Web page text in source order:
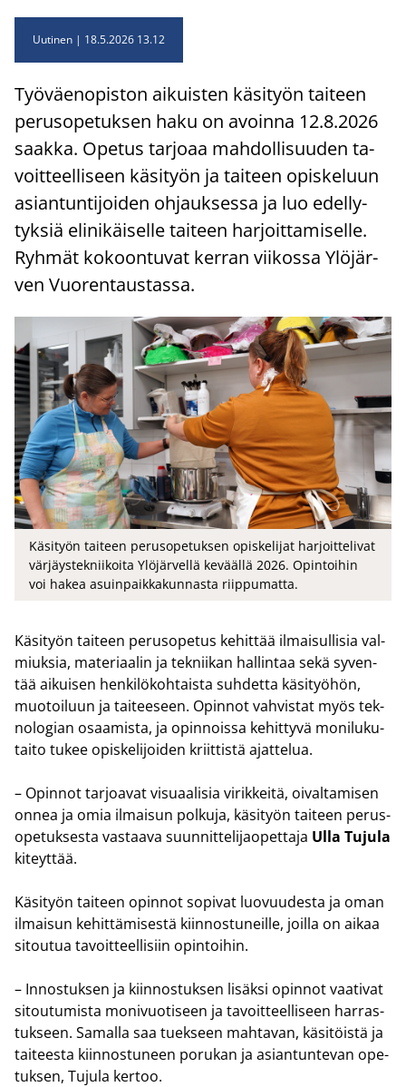
Uutinen 18.5.2026 13.12
Työ­väen­opis­ton ai­kuis­ten kä­si­työn tai­teen
pe­rus­o­pe­tuk­sen haku on avoin­na 12.8.2026
saak­ka. Ope­tus tar­jo­aa mah­dol­li­suu­den ta­
voit­teel­li­seen kä­si­työn ja tai­teen opis­ke­luun
asian­tun­ti­joi­den oh­jauk­ses­sa ja luo edel­ly­
tyk­siä eli­ni­käi­sel­le tai­teen har­joit­ta­mi­sel­le.
Ryh­mät ko­koon­tu­vat ker­ran vii­kos­sa Ylö­jär­
ven Vuo­ren­taus­tas­sa.
Käsityön taiteen perusopetuksen opiskelijat harjoittelivat
värjäystekniikoita Ylöjärvellä keväällä 2026. Opintoihin
voi hakea asuinpaikkakunnasta riippumatta.
Kä­si­työn tai­teen pe­rus­o­pe­tus ke­hit­tää il­mai­sul­li­sia val­
miuk­sia, ma­te­ri­aa­lin ja tek­nii­kan hal­lin­taa sekä sy­ven­
tää ai­kui­sen hen­ki­lö­koh­tais­ta suh­det­ta kä­si­työ­hön,
muo­toi­luun ja tai­tee­seen. Opin­not vah­vis­tat myös tek­
no­lo­gian osaa­mis­ta, ja opin­nois­sa ke­hit­ty­vä mo­ni­lu­ku­
tai­to tukee opis­ke­li­joi­den kriit­tis­tä ajat­te­lua.
– Opin­not tar­joa­vat vi­su­aa­li­sia vi­rik­kei­tä, oi­val­ta­mi­sen
onnea ja omia il­mai­sun pol­ku­ja, kä­si­työn tai­teen pe­rus­
o­pe­tuk­ses­ta vas­taa­va suun­nit­te­li­jao­pet­ta­ja Ulla Tu­ju­la
ki­teyt­tää.
Kä­si­työn tai­teen opin­not so­pi­vat luo­vuu­des­ta ja oman
il­mai­sun ke­hit­tä­mi­ses­tä kiin­nos­tu­neil­le, joil­la on aikaa
si­tou­tua ta­voit­teel­li­siin opin­toi­hin.
– In­nos­tuk­sen ja kiin­nos­tuk­sen li­säk­si opin­not vaa­ti­vat
si­tou­tu­mis­ta mo­ni­vuo­ti­seen ja ta­voit­teel­li­seen har­ras­
tuk­seen. Sa­mal­la saa tuek­seen mah­ta­van, kä­si­töis­tä ja
tai­tees­ta kiin­nos­tu­neen po­ru­kan ja asian­tun­te­van ope­
tuk­sen, Tu­ju­la ker­too.